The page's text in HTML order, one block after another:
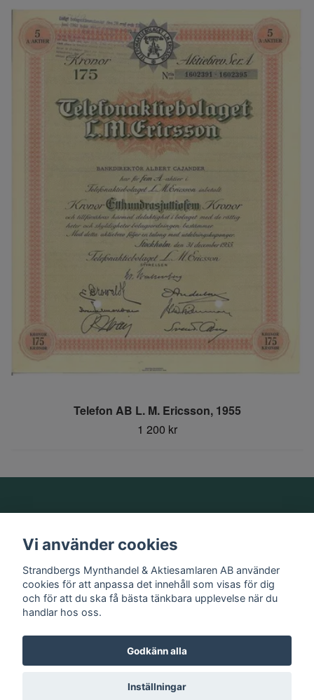
Telefon AB L. M. Ericsson, 1955
1 200 kr
Information
Sociala medier
© 2026 Strandbergs Mynthandel & Aktiesamlaren AB
Vi använder cookies
Strandbergs Mynthandel & Aktiesamlaren AB använder
cookies för att anpassa det innehåll som visas för dig
och för att du ska få bästa tänkbara upplevelse när du
handlar hos oss.
Godkänn alla
Inställningar